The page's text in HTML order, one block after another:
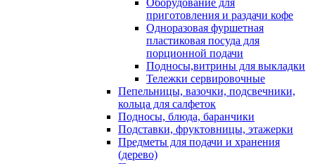
Оборудование для
приготовления и раздачи кофе
Одноразовая фуршетная
пластиковая посуда для
порционной подачи
Подносы,витрины для выкладки
Тележки сервировочные
Пепельницы, вазочки, подсвечники,
кольца для салфеток
Подносы, блюда, баранчики
Подставки, фруктовницы, этажерки
Предметы для подачи и хранения
(дерево)